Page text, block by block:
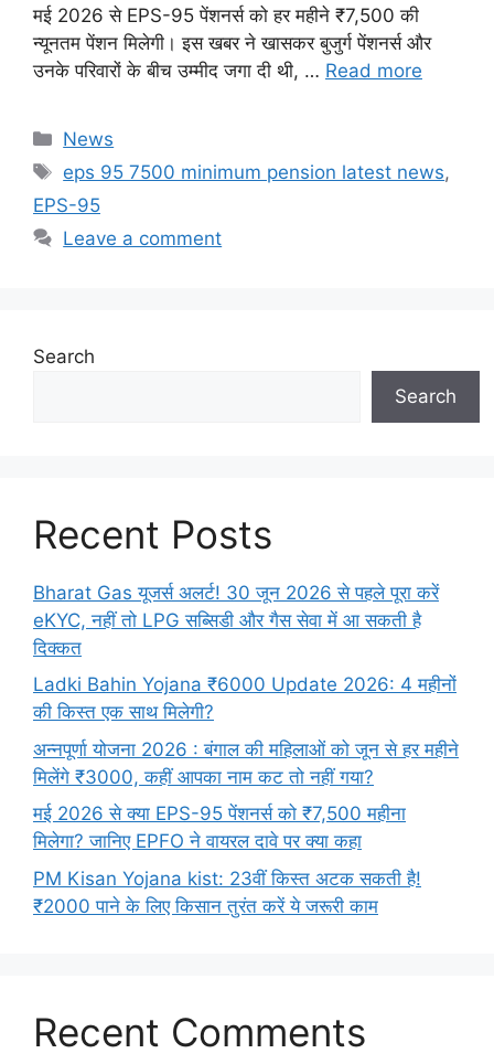
मई 2026 से EPS-95 पेंशनर्स को हर महीने ₹7,500 की
न्यूनतम पेंशन मिलेगी। इस खबर ने खासकर बुजुर्ग पेंशनर्स और
उनके परिवारों के बीच उम्मीद जगा दी थी, … Read more
Categories
News
Tags
eps 95 7500 minimum pension latest news,
EPS-95
Leave a comment
Search
Search
Recent Posts
Bharat Gas यूजर्स अलर्ट! 30 जून 2026 से पहले पूरा करें
eKYC, नहीं तो LPG सब्सिडी और गैस सेवा में आ सकती है
दिक्कत
Ladki Bahin Yojana ₹6000 Update 2026: 4 महीनों
की किस्त एक साथ मिलेगी?
अन्नपूर्णा योजना 2026 : बंगाल की महिलाओं को जून से हर महीने
मिलेंगे ₹3000, कहीं आपका नाम कट तो नहीं गया?
मई 2026 से क्या EPS-95 पेंशनर्स को ₹7,500 महीना
मिलेगा? जानिए EPFO ने वायरल दावे पर क्या कहा
PM Kisan Yojana kist: 23वीं किस्त अटक सकती है!
₹2000 पाने के लिए किसान तुरंत करें ये जरूरी काम
Recent Comments